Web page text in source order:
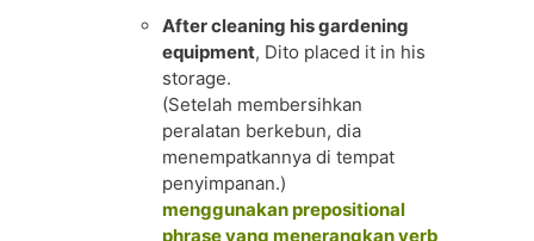
After cleaning his gardening
equipment, Dito placed it in his
storage.
(Setelah membersihkan
peralatan berkebun, dia
menempatkannya di tempat
penyimpanan.)
menggunakan prepositional
phrase yang menerangkan verb